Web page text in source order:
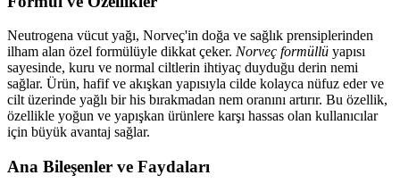
Neutrogena vücut yağı, Norveç'in doğa ve sağlık prensiplerinden
ilham alan özel formülüyle dikkat çeker. Norveç formüllü yapısı
sayesinde, kuru ve normal ciltlerin ihtiyaç duyduğu derin nemi
sağlar. Ürün, hafif ve akışkan yapısıyla cilde kolayca nüfuz eder ve
cilt üzerinde yağlı bir his bırakmadan nem oranını artırır. Bu özellik,
özellikle yoğun ve yapışkan ürünlere karşı hassas olan kullanıcılar
için büyük avantaj sağlar.
Ana Bileşenler ve Faydaları